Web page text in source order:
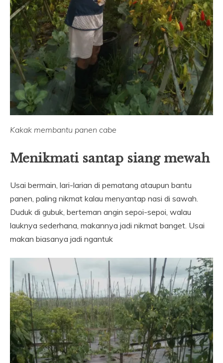
Kakak membantu panen cabe
Menikmati santap siang mewah
Usai bermain, lari-larian di pematang ataupun bantu
panen, paling nikmat kalau menyantap nasi di sawah.
Duduk di gubuk, berteman angin sepoi-sepoi, walau
lauknya sederhana, makannya jadi nikmat banget. Usai
makan biasanya jadi ngantuk